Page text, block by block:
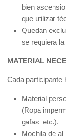
bien
que utilizar
Quedan
se requiera
MATERIAL
Cada participante
Material
(Ropa
gafas, etc.).
Mochila de al